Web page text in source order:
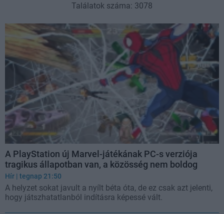
Találatok száma: 3078
A PlayStation új Marvel-játékának PC-s verziója
tragikus állapotban van, a közösség nem boldog
Hír | tegnap 21:50
A helyzet sokat javult a nyílt béta óta, de ez csak azt jelenti,
hogy játszhatatlanból indításra képessé vált.